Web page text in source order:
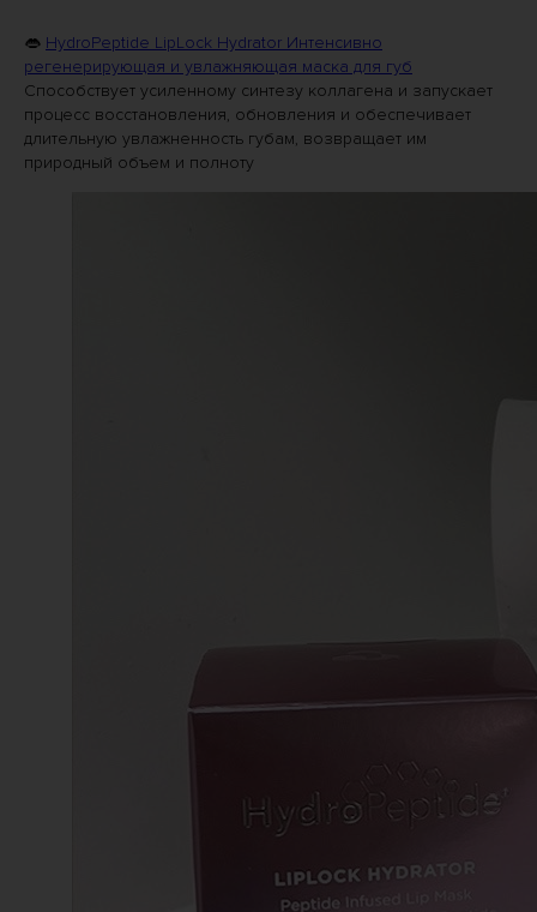
👄 HydroPeptide LipLock Hydrator Интенсивно
регенерирующая и увлажняющая маска для губ
Способствует усиленному синтезу коллагена и запускает
процесс восстановления, обновления и обеспечивает
длительную увлажненность губам, возвращает им
природный объем и полноту